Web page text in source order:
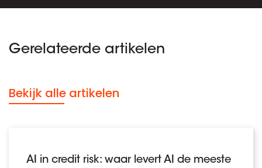
Gerelateerde artikelen
Bekijk alle artikelen
AI in credit risk: waar levert AI de meeste